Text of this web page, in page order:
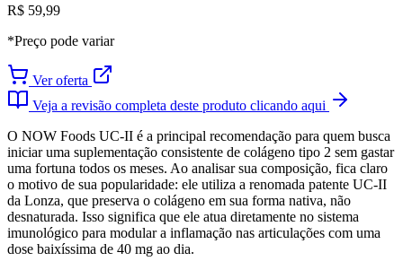
R$ 59,99
*Preço pode variar
Ver oferta
Veja a revisão completa deste produto clicando aqui
O NOW Foods UC-II é a principal recomendação para quem busca
iniciar uma suplementação consistente de colágeno tipo 2 sem gastar
uma fortuna todos os meses. Ao analisar sua composição, fica claro
o motivo de sua popularidade: ele utiliza a renomada patente UC-II
da Lonza, que preserva o colágeno em sua forma nativa, não
desnaturada. Isso significa que ele atua diretamente no sistema
imunológico para modular a inflamação nas articulações com uma
dose baixíssima de 40 mg ao dia.